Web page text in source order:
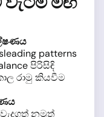
patterns
පිරිසිඳි
රාමු කියවීම
වැදගත් නමුත්